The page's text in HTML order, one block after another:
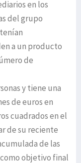
en los
del grupo
a un producto
de
y tiene una
de euros en
cuadrados en el
de su reciente
de las
objetivo final